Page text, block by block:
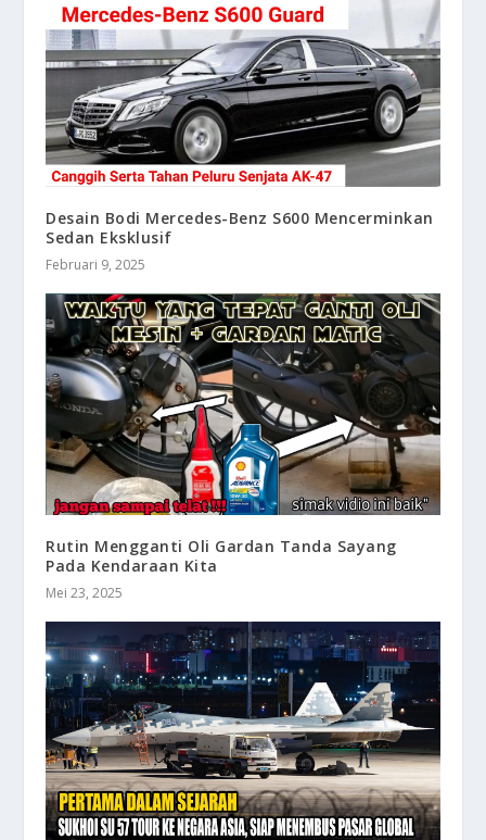
Desain Bodi Mercedes-Benz S600 Mencerminkan
Sedan Eksklusif
Februari 9, 2025
Rutin Mengganti Oli Gardan Tanda Sayang
Pada Kendaraan Kita
Mei 23, 2025